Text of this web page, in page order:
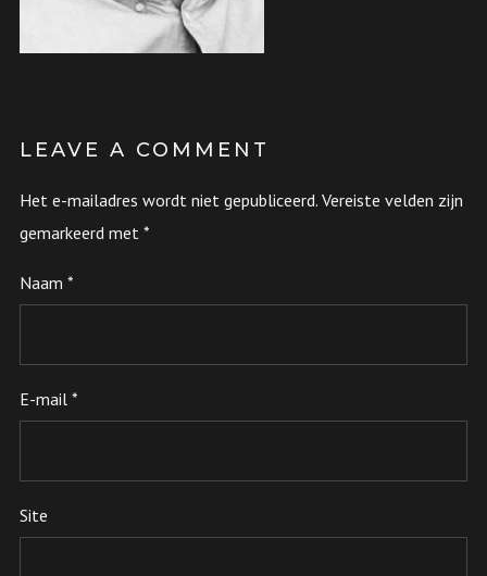
LEAVE A COMMENT
Het e-mailadres wordt niet gepubliceerd. Vereiste velden zijn
gemarkeerd met *
Naam *
E-mail *
Site